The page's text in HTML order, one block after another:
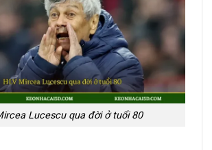
Lucescu qua đời ở tuổi 80